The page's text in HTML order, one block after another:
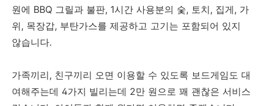
원에 BBQ 그릴과 불판, 1시간 사용분의 숯, 토치, 집게, 가
위, 목장갑, 부탄가스를 제공하고 고기는 포함되어 있지
않습니다.
가족끼리, 친구끼리 오면 이용할 수 있도록 보드게임도 대
여해주는데 4가지 빌리는데 2만 원으로 꽤 괜찮은 서비스